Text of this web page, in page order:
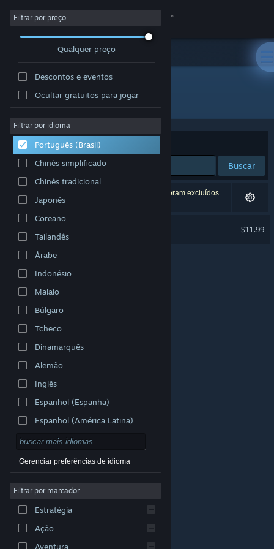
Iniciar sessão
Sobre
Suporte
Alterar idioma
Baixe o aplicativo móvel do Steam
Ver versão para computadores
© Valve Corporation. Todos os direitos reservados.
respectivos donos nos EUA e em outros países.
Acessibilidade
Reembolsos|Cookies
Filtrar por preço
Qualquer preço
Descontos e eventos
Ocultar gratuitos para jogar
Filtrar por idioma
Português (Brasil)
Chinês simplificado
Chinês tradicional
Japonês
Coreano
Tailandês
Árabe
Indonésio
Malaio
Búlgaro
Tcheco
Dinamarquês
Alemão
Inglês
Espanhol (Espanha)
Espanhol (América Latina)
Gerenciar preferências de idioma
Filtrar por marcador
Estratégia
Ação
Aventura
Desenvolvedor: Vlambeer
Ordenar por Relevância
Buscar
1 resultado corresponde à sua busca. 5 títulos foram excluídos
de acordo com as suas preferências.
$11.99